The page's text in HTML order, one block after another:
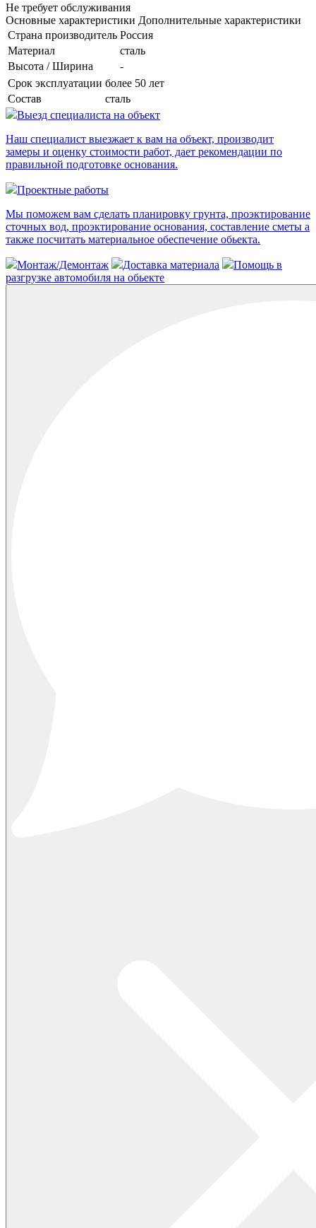
Не требует обслуживания
Основные характеристики Дополнительные характеристики
Страна производитель Россия
Материал
сталь
Высота / Ширина
-
Срок эксплуатации более 50 лет
Состав
сталь
Выезд специалиста на объект
Наш специалист выезжает к вам на объект, производит
замеры и оценку стоимости работ, дает рекомендации по
правильной подготовке основания.
Проектные работы
Мы поможем вам сделать планировку грунта, проэктирование
сточных вод, проэктирование основания, составление сметы а
также посчитать материальное обеспечение обьекта.
Монтаж/Демонтаж Доставка материала
Помощь в
разгрузке автомобиля на обьекте